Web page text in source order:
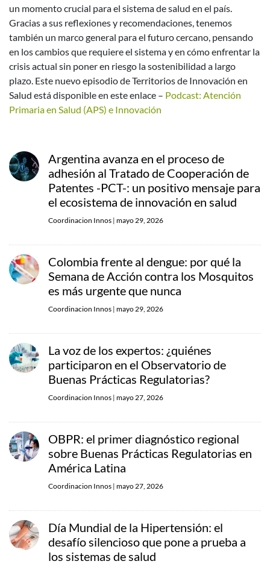
un momento crucial para el sistema de salud en el país.
Gracias a sus reflexiones y recomendaciones, tenemos
también un marco general para el futuro cercano, pensando
en los cambios que requiere el sistema y en cómo enfrentar la
crisis actual sin poner en riesgo la sostenibilidad a largo
plazo. Este nuevo episodio de Territorios de Innovación en
Salud está disponible en este enlace – Podcast: Atención
Primaria en Salud (APS) e Innovación
Argentina avanza en el proceso de
adhesión al Tratado de Cooperación de
Patentes -PCT-: un positivo mensaje para
el ecosistema de innovación en salud
Coordinacion Innos | mayo 29, 2026
Colombia frente al dengue: por qué la
Semana de Acción contra los Mosquitos
es más urgente que nunca
Coordinacion Innos | mayo 29, 2026
La voz de los expertos: ¿quiénes
participaron en el Observatorio de
Buenas Prácticas Regulatorias?
Coordinacion Innos | mayo 27, 2026
OBPR: el primer diagnóstico regional
sobre Buenas Prácticas Regulatorias en
América Latina
Coordinacion Innos | mayo 27, 2026
Día Mundial de la Hipertensión: el
desafío silencioso que pone a prueba a
los sistemas de salud